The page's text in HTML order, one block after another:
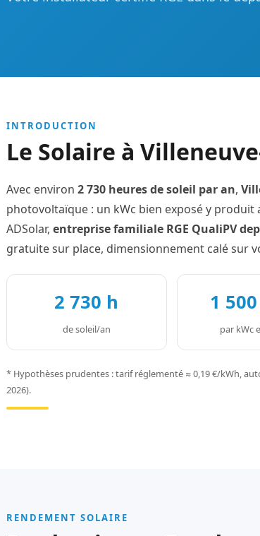
INTRODUCTION
Le Solaire à
Avec environ 2 730 heures de soleil par an,
photovoltaïque : un kWc bien exposé y produit
ADSolar, entreprise familiale RGE QualiPV
gratuite sur place, dimensionnement calé sur
2 730 h
de soleil/an
1
par kWc
* Hypothèses prudentes : tarif réglementé ≈ 0,19 €/kWh,
2026).
RENDEMENT SOLAIRE